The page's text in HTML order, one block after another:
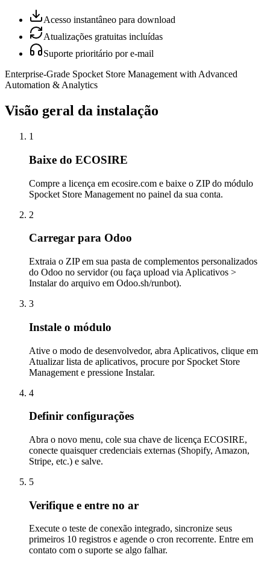
Acesso instantâneo para download
Atualizações gratuitas incluídas
Suporte prioritário por e-mail
Enterprise-Grade Spocket Store Management with Advanced
Automation & Analytics
Visão geral da instalação
1
Baixe do ECOSIRE
Compre a licença em ecosire.com e baixe o ZIP do módulo
Spocket Store Management no painel da sua conta.
2
Carregar para Odoo
Extraia o ZIP em sua pasta de complementos personalizados
do Odoo no servidor (ou faça upload via Aplicativos >
Instalar do arquivo em Odoo.sh/runbot).
3
Instale o módulo
Ative o modo de desenvolvedor, abra Aplicativos, clique em
Atualizar lista de aplicativos, procure por Spocket Store
Management e pressione Instalar.
4
Definir configurações
Abra o novo menu, cole sua chave de licença ECOSIRE,
conecte quaisquer credenciais externas (Shopify, Amazon,
Stripe, etc.) e salve.
5
Verifique e entre no ar
Execute o teste de conexão integrado, sincronize seus
primeiros 10 registros e agende o cron recorrente. Entre em
contato com o suporte se algo falhar.